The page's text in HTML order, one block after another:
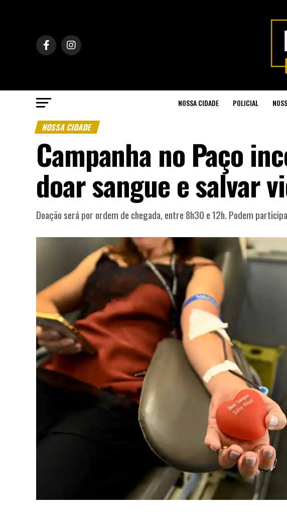
NOSSA CIDADE POLICIAL
NOSSA CIDADE
Campanha no Paço
doar sangue e salvar
Doação será por ordem de chegada, entre 8h30 e 12h. Podem